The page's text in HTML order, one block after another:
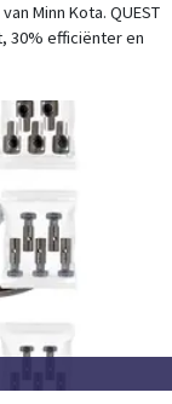
Minn Kota. QUEST
30% efficiënter en